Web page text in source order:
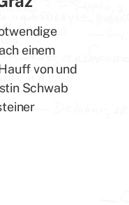
einem
von und
Schwab